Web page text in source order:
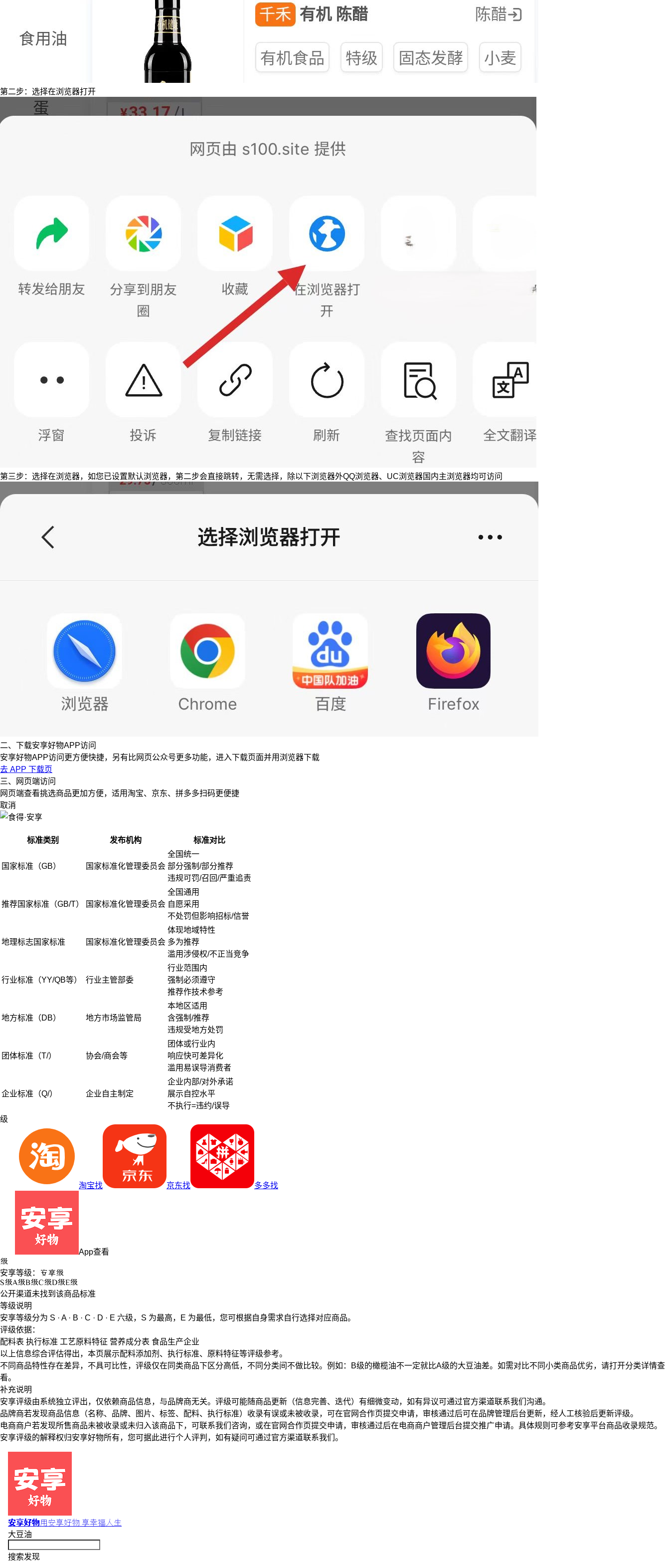
第二步：选择在浏览器打开
第三步：选择在浏览器，如您已设置默认浏览器，第二步会直接跳转，无需选择，除以下浏览器外QQ浏览器、UC浏览器国内主浏览器均可访问
二、下载安享好物APP访问
安享好物APP访问更方便快捷，另有比网页公众号更多功能，进入下载页面并用浏览器下载
去 APP 下载页
三、网页端访问
网页端查看挑选商品更加方便，适用淘宝、京东、拼多多扫码更便捷
取消
标准类别 发布机构 标准对比
国家标准（GB） 国家标准化管理委员会
全国统一
部分强制/部分推荐
违规可罚/召回/严重追责
推荐国家标准（GB/T） 国家标准化管理委员会
全国通用
自愿采用
不处罚但影响招标/信誉
地理标志国家标准 国家标准化管理委员会
体现地域特性
多为推荐
滥用涉侵权/不正当竞争
行业标准（YY/QB等） 行业主管部委
行业范围内
强制必须遵守
推荐作技术参考
地方标准（DB） 地方市场监管局
本地区适用
含强制/推荐
违规受地方处罚
团体标准（T/） 协会/商会等
团体或行业内
响应快可差异化
滥用易误导消费者
企业标准（Q/） 企业自主制定
企业内部/对外承诺
展示自控水平
不执行=违约/误导
级
淘宝找 京东找 多多找
App查看
级
安享等级： 安享级
S级A级B级C级D级E级
公开渠道未找到该商品标准
等级说明
安享等级分为 S · A · B · C · D · E 六级， S 为最高， E 为最低，您可根据自身需求自行选择对应商品。
评级依据：
配料表 执行标准 工艺原料特征 营养成分表 食品生产企业
以上信息综合评估得出，本页展示配料添加剂 、 执行标准、 原料特征等评级参考。
不同商品特性存在差异，不具可比性，评级仅在 同类商品下区分高低，不同分类间不做比较。例如：B级的橄榄油不一定就比A级的大豆油差。如需对比不同小类商品优劣，请打开分类详情查
看。
补充说明
安享评级由系统独立评出，仅依赖商品信息， 与品牌商无关。评级可能随商品更新（信息完善、迭代）有细微变动，如有异议可通过官方渠道联系我们沟通。
品牌商若发现商品信息（名称、品牌、图片、标签、配料、执行标准）收录有误或未被收录，可在官网合作页提交申请，审核通过后可在品牌管理后台更新，经人工核验后更新评级。
电商商户若发现所售商品未被收录或未归入该商品下，可联系我们咨询，或在官网合作页提交申请，审核通过后在电商商户管理后台提交推广申请。具体规则可参考安享平台商品收录规范。
安享评级的解释权归安享好物所有，您可据此进行个人评判，如有疑问可通过官方渠道联系我们。
安享好物用安享好物 享幸福人生
大豆油
搜索发现